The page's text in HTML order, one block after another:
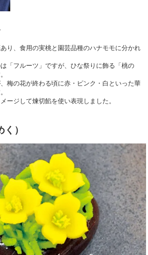
り、食用の実桃と園芸品種のハナモモに分かれ
「フルーツ」ですが、ひな祭りに飾る「桃の
梅の花が終わる頃に赤・ピンク・白といった華
ージして煉切餡を使い表現しました。
）